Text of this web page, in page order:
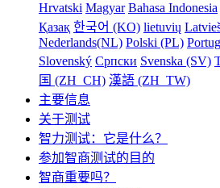
Hrvatski Magyar Bahasa Indonesia
Қазақ 한국어 (KO) lietuvių
Nederlands(NL) Polski (PL)
Slovenský Српски Svenska (SV)
国 (ZH_CH) 漢語 (ZH_TW)
主要信息
关于测试
智力测试：它是什么？
参加智商测试的目的
智商重要吗？